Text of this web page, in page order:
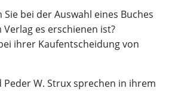
bei der Auswahl eines Buches
es erschienen ist?
ihrer Kaufentscheidung von
W. Strux sprechen in ihrem